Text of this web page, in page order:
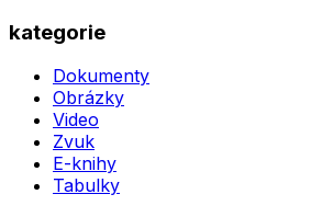
kategorie
Dokumenty
Obrázky
Video
Zvuk
E-knihy
Tabulky